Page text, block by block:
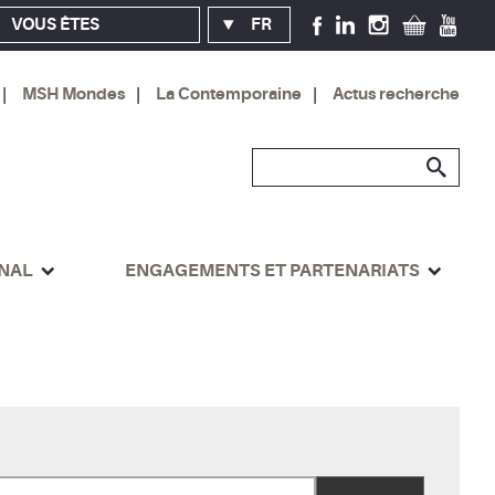
VOUS ÊTES FR
MSH Mondes La Contemporaine Actus recherche
ENGAGEMENTS ET PARTENARIATS